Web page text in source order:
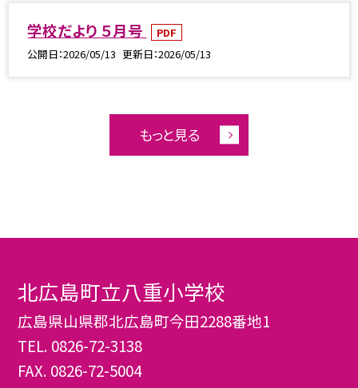
学校だより ５月号
PDF
公開日 2026/05/13 更新日 2026/05/13
もっと見る
北広島町立八重小学校
広島県山県郡北広島町今田2288番地1
TEL. 0826-72-3138
FAX. 0826-72-5004